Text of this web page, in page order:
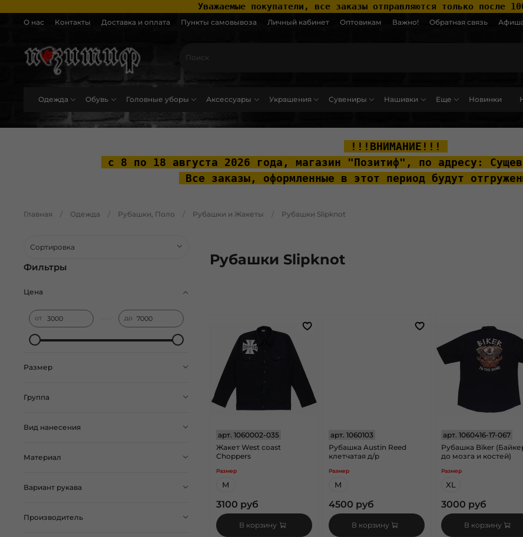
Уважаемые покупатели, все заказы отправляются только после
О нас Контакты Доставка и оплата Пункты самовывоза Личный кабинет Оптовикам Важно! Обратная связь
Одежда Обувь Головные уборы Аксессуары Украшения Сувениры Нашивки Еще Новинки
!!!ВНИМАНИЕ!!!
с 8 по 18 августа 2026 года, магазин "Позитиф", по адресу:
Все заказы, оформленные в этот период будут
Главная Одежда Рубашки, Поло Рубашки и Жакеты Рубашки Slipknot
Рубашки Slipknot
арт. 1060002-035
Жакет West coast
Choppers
Размер
M
3100 руб
В корзину
арт. 1060103
Рубашка Austin Reed
клетчатая д/р
Размер
M
4500 руб
В корзину
арт. 1060416-17-067
Рубашка Biker
до мозга и костей)
Размер
XL
3000 руб
В корзину
Фильтры
Цена
от до
Размер
Группа
Вид нанесения
Материал
Вариант рукава
Производитель